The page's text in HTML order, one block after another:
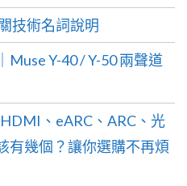
技術名詞說明
Muse Y-40 / Y-50 兩聲道
、eARC、ARC、光
有幾個？讓你選購不再煩